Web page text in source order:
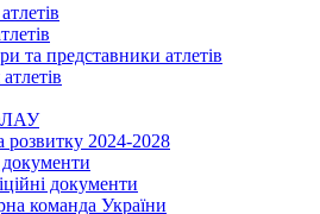
та представники атлетів
розвитку 2024-2028
документи
команда України